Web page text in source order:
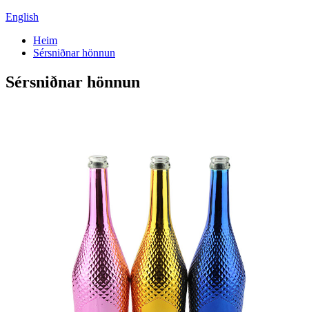
English
Heim
Sérsniðnar hönnun
Sérsniðnar hönnun